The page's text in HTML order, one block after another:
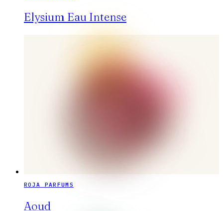
Elysium Eau Intense
ROJA PARFUMS
Aoud